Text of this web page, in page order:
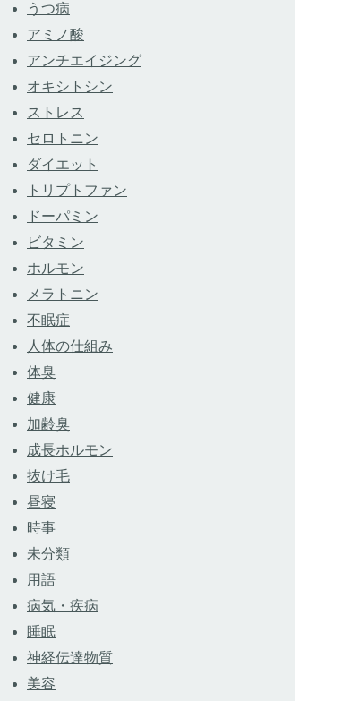
うつ病
アミノ酸
アンチエイジング
オキシトシン
ストレス
セロトニン
ダイエット
トリプトファン
ドーパミン
ビタミン
ホルモン
メラトニン
不眠症
人体の仕組み
体臭
健康
加齢臭
成長ホルモン
抜け毛
昼寝
時事
未分類
用語
病気・疾病
睡眠
神経伝達物質
美容